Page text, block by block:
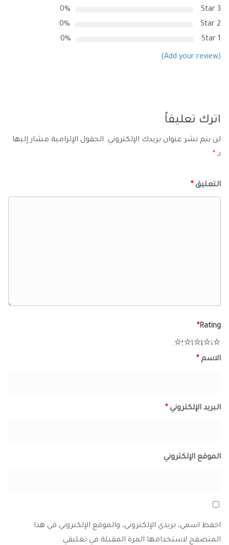
3 Star
0%
2 Star
0%
1 Star
0%
(Add your review)
اترك تعليقاً
لن يتم نشر عنوان بريدك الإلكتروني. الحقول الإلزامية مشار إليها
بـ *
التعليق*
Rating
*
5
4
3
2
الاسم*
البريد الإلكتروني*
الموقع الإلكتروني
احفظ اسمي، بريدي الإلكتروني، والموقع الإلكتروني في هذا
المتصفح لاستخدامها المرة المقبلة في تعليقي.